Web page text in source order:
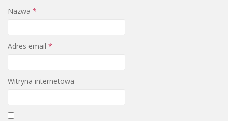
Nazwa *
Adres email *
Witryna internetowa